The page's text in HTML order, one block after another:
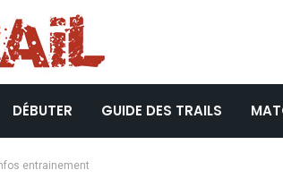
DÉBUTER GUIDE DES TRAILS
entrainement